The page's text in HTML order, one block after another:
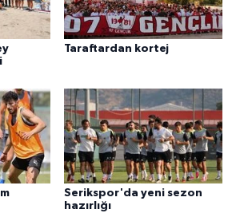
Taraftardan kortej
Serikspor'da yeni sezon
hazırlığı